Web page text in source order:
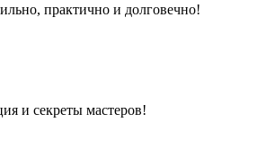
практично и долговечно!
и секреты мастеров!